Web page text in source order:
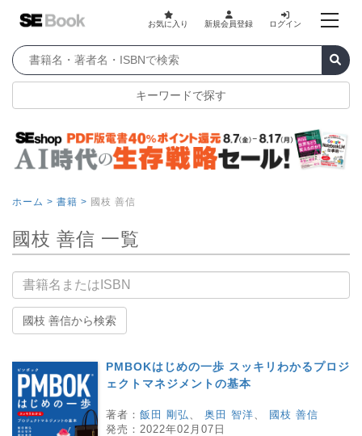
お気に入り 新規会員登録 ログイン
キーワードで探す
ホーム > 書籍 > 國枝 善信
國枝 善信 一覧
書籍名
國枝 善信から検索
PMBOKはじめの一歩 スッキリわかるプロジ
ェクトマネジメントの基本
著者： 飯田 剛弘 奥田 智洋
國枝 善信
発売： 2022年02月07日